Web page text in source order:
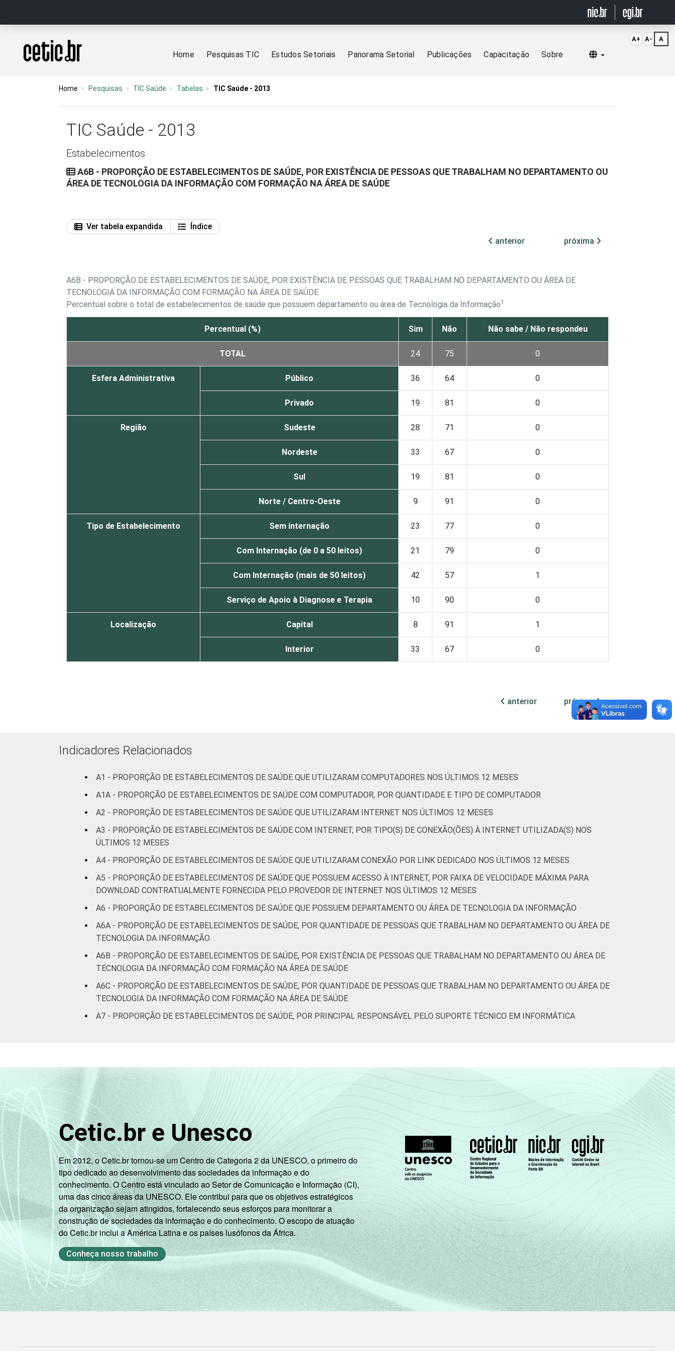
Página inicial
Home Pesquisas TIC Estudos Setoriais Panorama Setorial Publicações Capacitação Sobre Selecionar idioma
Home Pesquisas TIC Saúde Tabelas TIC Saúde - 2013
TIC Saúde - 2013
Estabelecimentos
A6B - PROPORÇÃO DE ESTABELECIMENTOS DE SAÚDE, POR EXISTÊNCIA DE PESSOAS QUE TRABALHAM NO DEPARTAMENTO OU
ÁREA DE TECNOLOGIA DA INFORMAÇÃO COM FORMAÇÃO NA ÁREA DE SAÚDE
Ver tabela expandida
Índice
anterior
próxima
A6B - PROPORÇÃO DE ESTABELECIMENTOS DE SAÚDE, POR EXISTÊNCIA DE PESSOAS QUE TRABALHAM NO DEPARTAMENTO OU ÁREA DE
TECNOLOGIA DA INFORMAÇÃO COM FORMAÇÃO NA ÁREA DE SAÚDE
Percentual sobre o total de estabelecimentos de saúde que possuem departamento ou área de Tecnologia da Informação1
Percentual (%) Sim Não Não sabe / Não respondeu
TOTAL 24 75 0
Esfera Administrativa Público 36 64 0
Privado 19 81 0
Região Sudeste 28 71 0
Nordeste 33 67 0
Sul 19 81 0
Norte / Centro-Oeste 9 91 0
Tipo de Estabelecimento Sem internação 23 77 0
Com Internação (de 0 a 50 leitos) 21 79 0
Com Internação (mais de 50 leitos) 42 57 1
Serviço de Apoio à Diagnose e Terapia 10 90 0
Localização Capital 8 91 1
Interior 33 67 0
Base: 665 estabelecimentos de saúde que declararam possuir departamento ou área de Tencologia da Informação. Estimativa: 15.085
anterior próxima
Indicadores Relacionados
A1 - PROPORÇÃO DE ESTABELECIMENTOS DE SAÚDE QUE UTILIZARAM COMPUTADORES NOS ÚLTIMOS 12 MESES
A1A - PROPORÇÃO DE ESTABELECIMENTOS DE SAÚDE COM COMPUTADOR, POR QUANTIDADE E TIPO DE COMPUTADOR
A2 - PROPORÇÃO DE ESTABELECIMENTOS DE SAÚDE QUE UTILIZARAM INTERNET NOS ÚLTIMOS 12 MESES
A3 - PROPORÇÃO DE ESTABELECIMENTOS DE SAÚDE COM INTERNET, POR TIPO(S) DE CONEXÃO(ÕES) À INTERNET UTILIZADA(S) NOS
ÚLTIMOS 12 MESES
A4 - PROPORÇÃO DE ESTABELECIMENTOS DE SAÚDE QUE UTILIZARAM CONEXÃO POR LINK DEDICADO NOS ÚLTIMOS 12 MESES
A5 - PROPORÇÃO DE ESTABELECIMENTOS DE SAÚDE QUE POSSUEM ACESSO À INTERNET, POR FAIXA DE VELOCIDADE MÁXIMA PARA
DOWNLOAD CONTRATUALMENTE FORNECIDA PELO PROVEDOR DE INTERNET NOS ÚLTIMOS 12 MESES
A6 - PROPORÇÃO DE ESTABELECIMENTOS DE SAÚDE QUE POSSUEM DEPARTAMENTO OU ÁREA DE TECNOLOGIA DA INFORMAÇÃO
A6A - PROPORÇÃO DE ESTABELECIMENTOS DE SAÚDE, POR QUANTIDADE DE PESSOAS QUE TRABALHAM NO DEPARTAMENTO OU ÁREA DE
TECNOLOGIA DA INFORMAÇÃO
A6B - PROPORÇÃO DE ESTABELECIMENTOS DE SAÚDE, POR EXISTÊNCIA DE PESSOAS QUE TRABALHAM NO DEPARTAMENTO OU ÁREA DE
TECNOLOGIA DA INFORMAÇÃO COM FORMAÇÃO NA ÁREA DE SAÚDE
A6C - PROPORÇÃO DE ESTABELECIMENTOS DE SAÚDE, POR QUANTIDADE DE PESSOAS QUE TRABALHAM NO DEPARTAMENTO OU ÁREA DE
TECNOLOGIA DA INFORMAÇÃO COM FORMAÇÃO NA ÁREA DE SAÚDE
A7 - PROPORÇÃO DE ESTABELECIMENTOS DE SAÚDE, POR PRINCIPAL RESPONSÁVEL PELO SUPORTE TÉCNICO EM INFORMÁTICA
Cetic.br e Unesco
Em 2012, o Cetic.br tornou-se um Centro de Categoria 2 da UNESCO, o primeiro do
tipo dedicado ao desenvolvimento das sociedades da informação e do
conhecimento. O Centro está vinculado ao Setor de Comunicação e Informação (CI),
uma das cinco áreas da UNESCO. Ele contribui para que os objetivos estratégicos
da organização sejam atingidos, fortalecendo seus esforços para monitorar a
construção de sociedades da informação e do conhecimento. O escopo de atuação
do Cetic.br inclui a América Latina e os países lusófonos da África.
Conheça nosso trabalho
A+ A- A